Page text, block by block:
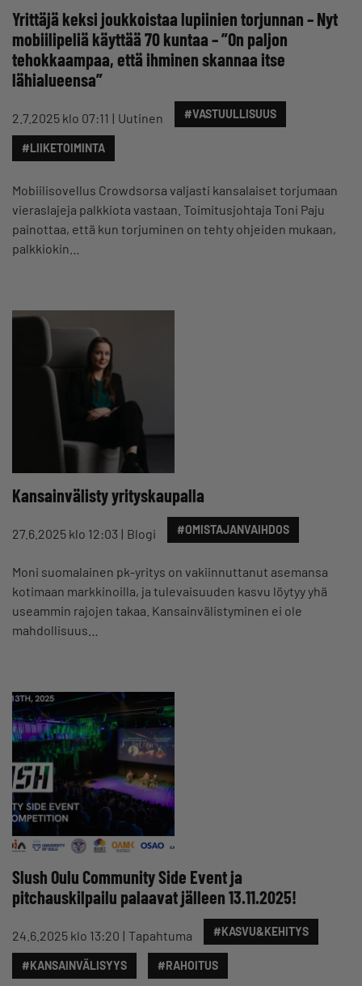
Yrittäjä keksi joukkoistaa lupiinien torjunnan – Nyt
mobiilipeliä käyttää 70 kuntaa – ”On paljon
tehokkaampaa, että ihminen skannaa itse
lähialueensa”
2.7.2025 klo 07:11 Uutinen #VASTUULLISUUS
#LIIKETOIMINTA
Mobiilisovellus Crowdsorsa valjasti kansalaiset torjumaan
vieraslajeja palkkiota vastaan. Toimitusjohtaja Toni Paju
painottaa, että kun torjuminen on tehty ohjeiden mukaan,
palkkiokin…
Kansainvälisty yrityskaupalla
27.6.2025 klo 12:03 Blogi #OMISTAJANVAIHDOS
Moni suomalainen pk-yritys on vakiinnuttanut asemansa
kotimaan markkinoilla, ja tulevaisuuden kasvu löytyy yhä
useammin rajojen takaa. Kansainvälistyminen ei ole
mahdollisuus…
Slush Oulu Community Side Event ja
pitchauskilpailu palaavat jälleen 13.11.2025!
24.6.2025 klo 13:20 Tapahtuma #KASVU&KEHITYS
#KANSAINVÄLISYYS #RAHOITUS